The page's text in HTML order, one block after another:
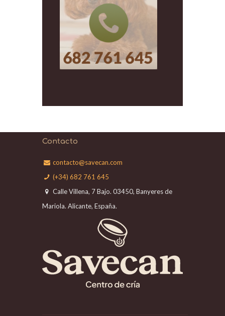
Contacto
contacto@savecan.com
(+34) 682 761 645
Calle Villena, 7 Bajo. 03450, Banyeres de
Mariola. Alicante, España.